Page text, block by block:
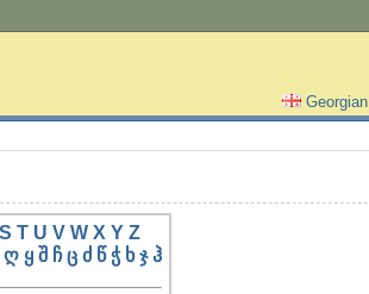
Georgian
S T U V W X Y Z
ღ ყ შ ჩ ც ძ წ ჭ ხ ჯ ჰ